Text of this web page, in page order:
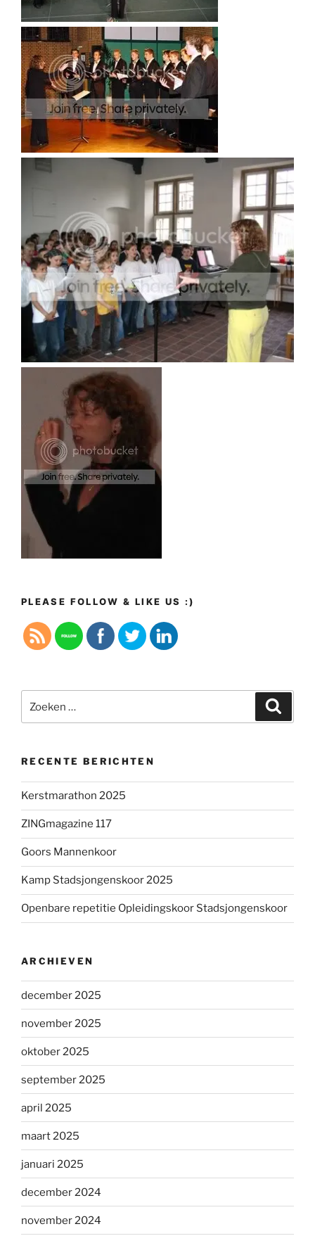
PLEASE FOLLOW & LIKE US :)
naar:
RECENTE BERICHTEN
Kerstmarathon 2025
ZINGmagazine 117
Goors Mannenkoor
Kamp Stadsjongenskoor 2025
Openbare repetitie Opleidingskoor Stadsjongenskoor
ARCHIEVEN
december 2025
november 2025
oktober 2025
september 2025
april 2025
maart 2025
januari 2025
december 2024
november 2024